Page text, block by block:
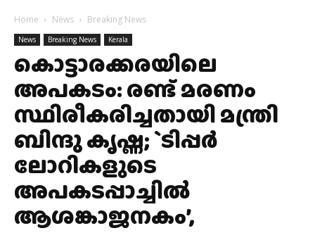
Home News Breaking News
News Breaking News Kerala
കൊട്ടാരക്കരയിലെ
അപകടം: രണ്ട് മരണം
സ്ഥിരീകരിച്ചതായി മന്ത്രി
ബിന്ദു കൃഷ്ണ; `ടിപ്പർ
ലോറികളുടെ
അപകടപ്പാച്ചിൽ
ആശങ്കാജനകം’,